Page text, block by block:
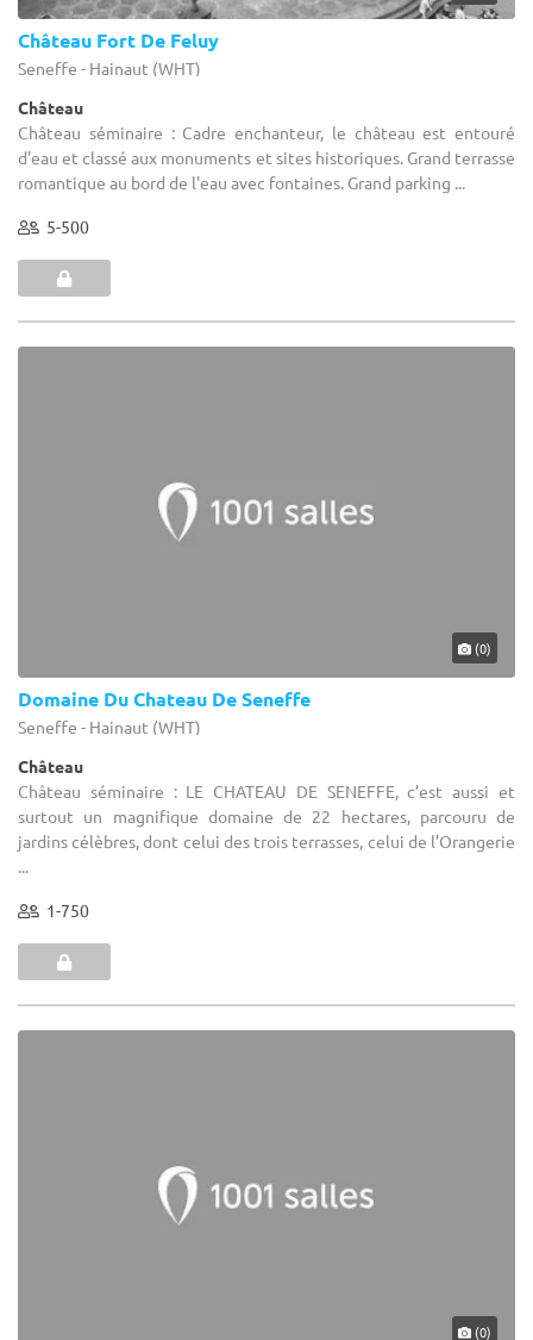
Château Fort De Feluy
Seneffe - Hainaut (WHT)
Château
Château séminaire : Cadre enchanteur, le château est entouré
d'eau et classé aux monuments et sites historiques. Grand terrasse
romantique au bord de l'eau avec fontaines. Grand parking ...
5-500
(0)
Domaine Du Chateau De Seneffe
Seneffe - Hainaut (WHT)
Château
Château séminaire : LE CHATEAU DE SENEFFE, c’est aussi et
surtout un magnifique domaine de 22 hectares, parcouru de
jardins célèbres, dont celui des trois terrasses, celui de l’Orangerie
...
1-750
(0)